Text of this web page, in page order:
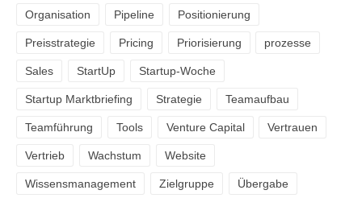
Organisation Pipeline Positionierung
Preisstrategie Pricing Priorisierung prozesse
Sales StartUp Startup-Woche
Startup Marktbriefing Strategie Teamaufbau
Teamführung Tools Venture Capital Vertrauen
Vertrieb Wachstum Website
Wissensmanagement Zielgruppe Übergabe